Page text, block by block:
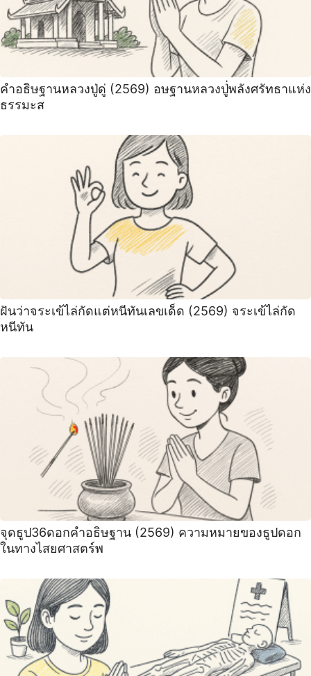
คำอธิษฐานหลวงปู่ดู่ (2569) อษฐานหลวงปู่่พลังศรัทธาแห่ง
ธรรมะส
ฝันว่าจระเข้ไล่กัดแต่หนีทันเลขเด็ด (2569) จระเข้ไล่กัด
หนีทัน
จุดธูป36ดอกคำอธิษฐาน (2569) ความหมายของธูปดอก
ในทางไสยศาสตร์พ